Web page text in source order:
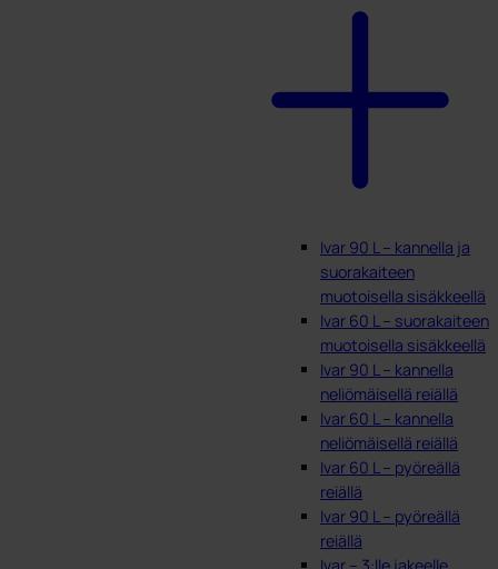
Ivar 90 L – kannella ja
suorakaiteen
muotoisella sisäkkeellä
Ivar 60 L – suorakaiteen
muotoisella sisäkkeellä
Ivar 90 L – kannella
neliömäisellä reiällä
Ivar 60 L – kannella
neliömäisellä reiällä
Ivar 60 L – pyöreällä
reiällä
Ivar 90 L – pyöreällä
reiällä